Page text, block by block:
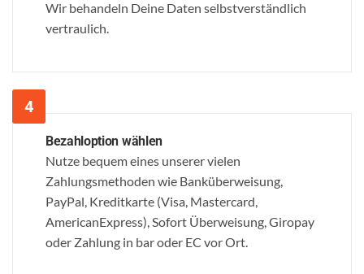
Wir behandeln Deine Daten selbstverständlich
vertraulich.
Bezahloption wählen
Nutze bequem eines unserer vielen
Zahlungsmethoden wie Banküberweisung,
PayPal, Kreditkarte (Visa, Mastercard,
AmericanExpress), Sofort Überweisung, Giropay
oder Zahlung in bar oder EC vor Ort.